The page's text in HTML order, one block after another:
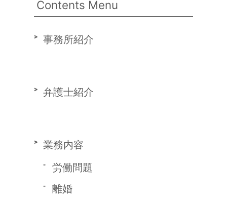
Contents Menu
事務所紹介
弁護士紹介
業務内容
労働問題
離婚